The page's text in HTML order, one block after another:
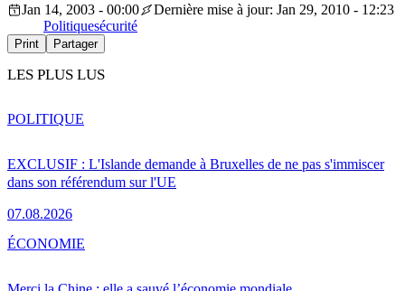
Jan 14, 2003 - 00:00
Dernière mise à jour: Jan 29, 2010 - 12:23
Politiquesécurité
Print Partager
LES PLUS LUS
EXCLUSIF : L'Islande demande à Bruxelles de ne pas s'immiscer
dans son référendum sur l'UE
07.08.2026
POLITIQUE
ÉCONOMIE